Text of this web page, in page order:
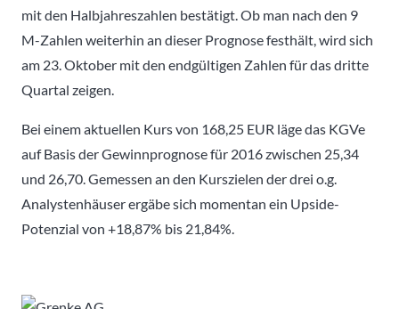
mit den Halbjahreszahlen bestätigt. Ob man nach den 9
M-Zahlen weiterhin an dieser Prognose festhält, wird sich
am 23. Oktober mit den endgültigen Zahlen für das dritte
Quartal zeigen.
Bei einem aktuellen Kurs von 168,25 EUR läge das KGVe
auf Basis der Gewinnprognose für 2016 zwischen 25,34
und 26,70. Gemessen an den Kurszielen der drei o.g.
Analystenhäuser ergäbe sich momentan ein Upside-
Potenzial von +18,87% bis 21,84%.